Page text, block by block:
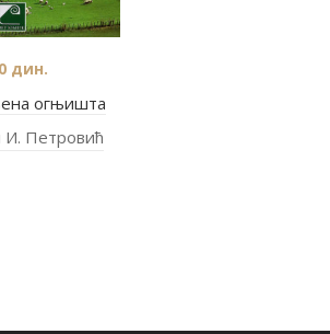
огњишта
дин.
И. Петровић